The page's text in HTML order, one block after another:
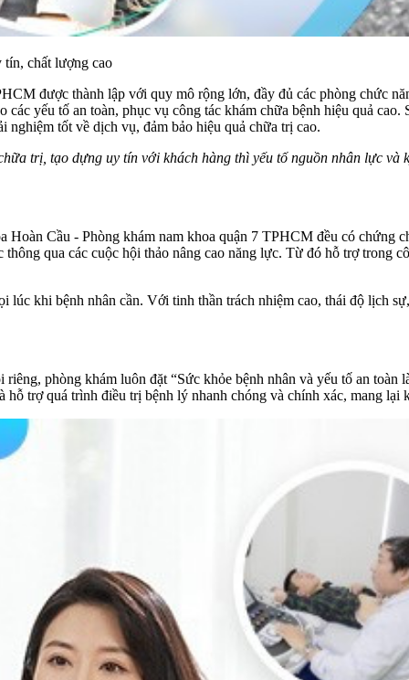
chất lượng cao
được thành lập với quy mô rộng lớn, đầy đủ các phòng chức
yếu tố an toàn, phục vụ công tác khám chữa bệnh hiệu quả
nghiệm tốt về dịch vụ, đảm bảo hiệu quả chữa trị cao.
trị, tạo dựng uy tín với khách hàng thì yếu tố nguồn nhân lực
Cầu - Phòng khám nam khoa quận 7 TPHCM đều có chứng
qua các cuộc hội thảo nâng cao năng lực. Từ đó hỗ trợ trong
lúc khi bệnh nhân cần. Với tinh thần trách nhiệm cao, thái độ lịch
phòng khám luôn đặt “Sức khỏe bệnh nhân và yếu tố an
hỗ trợ quá trình điều trị bệnh lý nhanh chóng và chính xác, mang